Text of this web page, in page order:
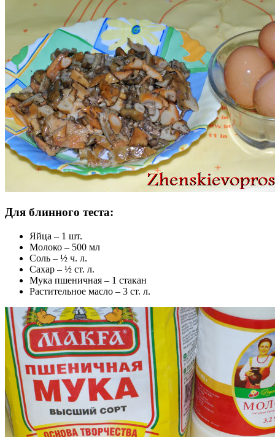
Для блинного теста:
Яйца – 1 шт.
Молоко – 500 мл
Соль – ½ ч. л.
Сахар – ½ ст. л.
Мука пшеничная – 1 стакан
Растительное масло – 3 ст. л.